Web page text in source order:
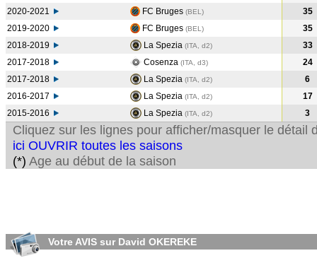
2020-2021
FC Bruges (BEL )
35
2019-2020
FC Bruges (BEL )
35
2018-2019
La Spezia (ITA, d2)
33
2017-2018
Cosenza (ITA, d3)
24
2017-2018
La Spezia (ITA, d2)
6
2016-2017
La Spezia (ITA, d2)
17
2015-2016
La Spezia (ITA, d2) 3
Cliquez sur les lignes pour afficher/masquer le détail
ici OUVRIR toutes les saisons
(*) Age au début de la saison
Votre AVIS sur David OKEREKE